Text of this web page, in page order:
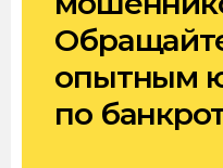
опытным
по